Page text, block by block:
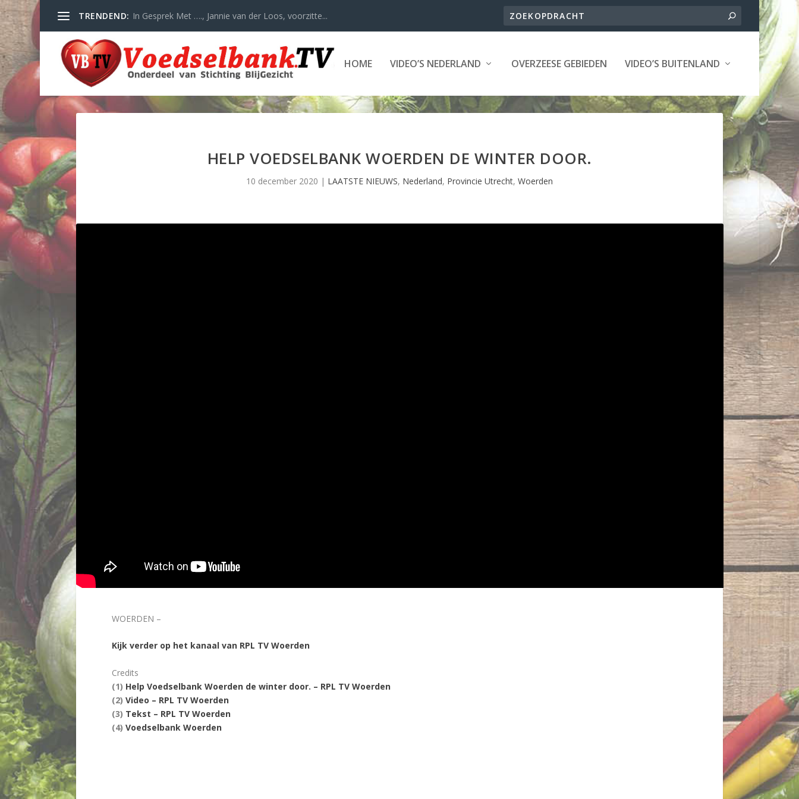
TRENDEND: In Gesprek Met …., Jannie van der Loos, voorzitte...
HOME VIDEO’S NEDERLAND OVERZEESE GEBIEDEN VIDEO’S BUITENLAND
HELP VOEDSELBANK WOERDEN DE WINTER DOOR.
10 december 2020 | LAATSTE NIEUWS, Nederland, Provincie Utrecht, Woerden
WOERDEN –
Kijk verder op het kanaal van RPL TV Woerden
Credits
(1) Help Voedselbank Woerden de winter door. – RPL TV Woerden
(2) Video – RPL TV Woerden
(3) Tekst – RPL TV Woerden
(4) Voedselbank Woerden